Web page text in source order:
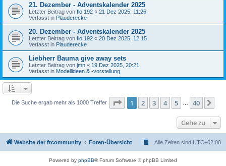
21. Dezember - Adventskalender 2025
Letzter Beitrag von flo 192 « 21 Dez 2025, 11:26
Verfasst in Plauderecke
20. Dezember - Adventskalender 2025
Letzter Beitrag von flo 192 « 20 Dez 2025, 12:15
Verfasst in Plauderecke
Liebherr Bauma give away sets
Letzter Beitrag von jmn « 19 Dez 2025, 20:21
Verfasst in Modellideen & -vorstellung
Die Suche ergab mehr als 1000 Treffer Seite 1von 40
1 2 3 4 5 40
Gehe zu
Website der ftcommunity Foren-Übersicht Alle Zeiten sind UTC+02:00
Powered by phpBB® Forum Software © phpBB Limited